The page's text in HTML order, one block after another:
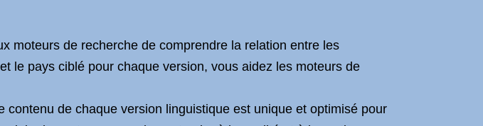
moteurs de recherche de comprendre la relation entre les
le pays ciblé pour chaque version, vous aidez les moteurs de
contenu de chaque version linguistique est unique et optimisé pour